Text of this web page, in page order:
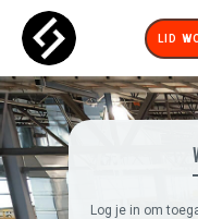
LID
Log je in om